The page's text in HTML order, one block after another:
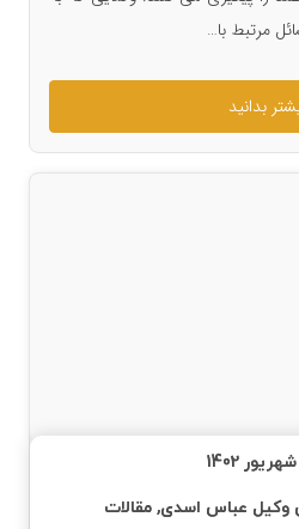
مرتبط با…
بدانید
عباس اسدی,مقالات